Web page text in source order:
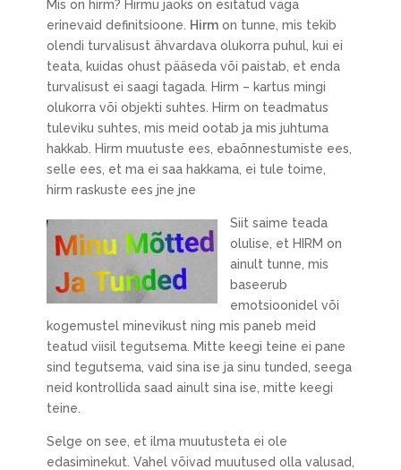
Mis on hirm? Hirmu jaoks on esitatud väga
erinevaid definitsioone. Hirmon tunne, mis tekib
olendi turvalisust ähvardava olukorra puhul, kui ei
teata, kuidas ohust pääseda või paistab, et enda
turvalisust ei saagi tagada. Hirm – kartus mingi
olukorra või objekti suhtes. Hirm on teadmatus
tuleviku suhtes, mis meid ootab ja mis juhtuma
hakkab. Hirm muutuste ees, ebaõnnestumiste ees,
selle ees, et ma ei saa hakkama, ei tule toime,
hirm raskuste ees jne jne
Siit saime teada
olulise, et HIRM on
ainult tunne, mis
baseerub
emotsioonidel või
kogemustel minevikust ning mis paneb meid
teatud viisil tegutsema. Mitte keegi teine ei pane
sind tegutsema, vaid sina ise ja sinu tunded, seega
neid kontrollida saad ainult sina ise, mitte keegi
teine.
Selge on see, et ilma muutusteta ei ole
edasiminekut. Vahel võivad muutused olla valusad,